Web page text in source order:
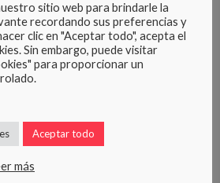
y reuniones en Almería, Semillas Fitó
entre las innumerables
destacan los apartados de aislamiento
sitio web para brindarle la
recordando sus preferencias y
clic en "Aceptar todo", acepta el
Sin embargo, puede visitar
para proporcionar un
Aceptar todo
más